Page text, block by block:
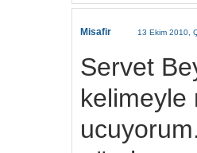
Misafir 13 Ekim 2010,
Servet
kelimeyle